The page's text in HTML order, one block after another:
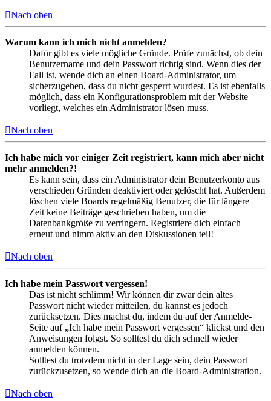
Nach oben
Warum kann ich mich nicht anmelden?
Dafür gibt es viele mögliche Gründe. Prüfe zunächst, ob dein
Benutzername und dein Passwort richtig sind. Wenn dies der
Fall ist, wende dich an einen Board-Administrator, um
sicherzugehen, dass du nicht gesperrt wurdest. Es ist ebenfalls
möglich, dass ein Konfigurationsproblem mit der Website
vorliegt, welches ein Administrator lösen muss.
Nach oben
Ich habe mich vor einiger Zeit registriert, kann mich aber nicht
mehr anmelden?!
Es kann sein, dass ein Administrator dein Benutzerkonto aus
verschieden Gründen deaktiviert oder gelöscht hat. Außerdem
löschen viele Boards regelmäßig Benutzer, die für längere
Zeit keine Beiträge geschrieben haben, um die
Datenbankgröße zu verringern. Registriere dich einfach
erneut und nimm aktiv an den Diskussionen teil!
Nach oben
Ich habe mein Passwort vergessen!
Das ist nicht schlimm! Wir können dir zwar dein altes
Passwort nicht wieder mitteilen, du kannst es jedoch
zurücksetzen. Dies machst du, indem du auf der Anmelde-
Seite auf „Ich habe mein Passwort vergessen“ klickst und den
Anweisungen folgst. So solltest du dich schnell wieder
anmelden können.
Solltest du trotzdem nicht in der Lage sein, dein Passwort
zurückzusetzen, so wende dich an die Board-Administration.
Nach oben